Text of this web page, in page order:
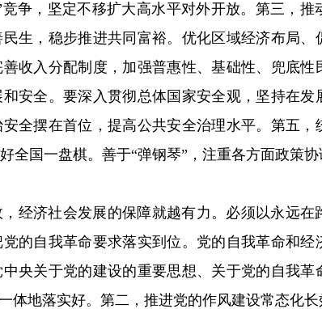
争，坚定不移扩大高水平对外开放。第三，
生，稳步推进共同富裕。优化区域经济布局
收入分配制度，加强普惠性、基础性、兜底性
安全。要深入贯彻总体国家安全观，坚持在发
全摆在首位，提高公共安全治理水平。第五
全国一盘棋。善于“弹钢琴”，注重各方面政策协
经济社会发展的保障就越有力。必须以永远在
的自我革命要求落实到位。党的自我革命和经
央关于党的建设的重要思想、关于党的自我
体地落实好。第二，推进党的作风建设常态化